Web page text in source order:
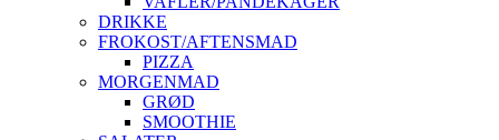
DRIKKE
FROKOST/AFTENSMAD
PIZZA
MORGENMAD
GRØD
SMOOTHIE